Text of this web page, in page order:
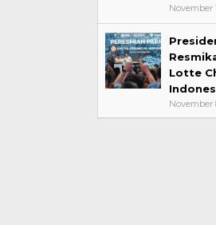
November
Lotte
November